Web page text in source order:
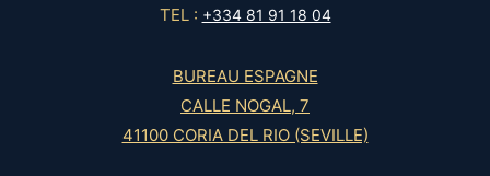
TEL : +334 81 91 18 04
BUREAU ESPAGNE
CALLE NOGAL, 7
41100 CORIA DEL RIO (SEVILLE)